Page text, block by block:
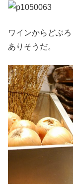
ワインからどぶ
ありそうだ。